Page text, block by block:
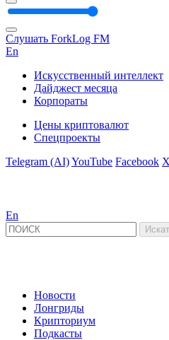
Слушать ForkLog FM
En
Искусственный интеллект
Дайджест месяца
Корпораты
Цены криптовалют
Спецпроекты
Telegram (AI)YouTube Facebook X
En
Новости
Лонгриды
Крипториум
Подкасты